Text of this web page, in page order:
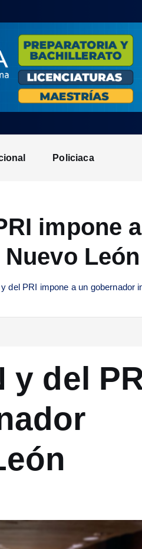
Policiaca
impone
Nuevo León
del PRI impone a un gobernador
y del